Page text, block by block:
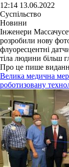
12:14 13.06.2022
Суспільство
Новини
Інженери
розробили нову
флуоресцентні
тіла людини більш
Про це пише
Велика медична
роботизовану